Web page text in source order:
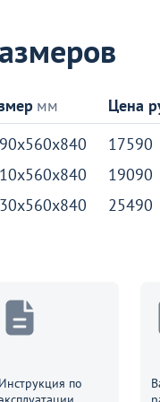
мм
Цена
17590
19090
25490
Инструкция по
не показывать это окно